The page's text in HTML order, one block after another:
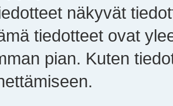
näkyvät
tiedotteet ovat
pian. Kuten